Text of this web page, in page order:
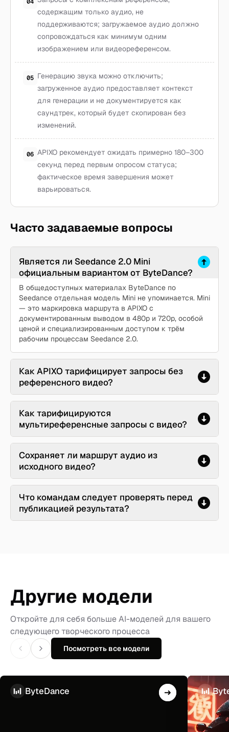
04
содержащим только аудио, не
поддерживаются; загружаемое аудио должно
сопровождаться как минимум одним
изображением или видеореференсом.
05 Генерацию звука можно отключить;
загруженное аудио предоставляет контекст
для генерации и не документируется как
саундтрек, который будет скопирован без
изменений.
06 APIXO рекомендует ожидать примерно 180–300
секунд перед первым опросом статуса;
фактическое время завершения может
варьироваться.
Часто задаваемые вопросы
Является ли Seedance 2.0 Mini
официальным вариантом от ByteDance?
В общедоступных материалах ByteDance по
Seedance отдельная модель Mini не упоминается. Mini
— это маркировка маршрута в APIXO с
документированным выводом в 480p и 720p, особой
ценой и специализированным доступом к трём
рабочим процессам Seedance 2.0.
Как APIXO тарифицирует запросы без
референсного видео?
Как тарифицируются
мультиреференсные запросы с видео?
Сохраняет ли маршрут аудио из
исходного видео?
Что командам следует проверять перед
публикацией результата?
Другие модели
Откройте для себя больше AI-моделей для вашего
следующего творческого процесса
Посмотреть все модели
ByteDance